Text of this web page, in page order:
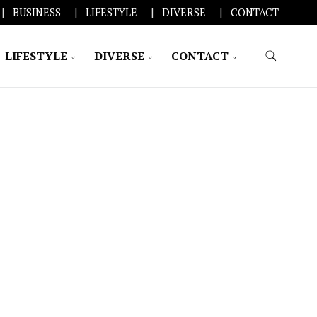
BUSINESS LIFESTYLE DIVERSE CONTACT
LIFESTYLE DIVERSE CONTACT